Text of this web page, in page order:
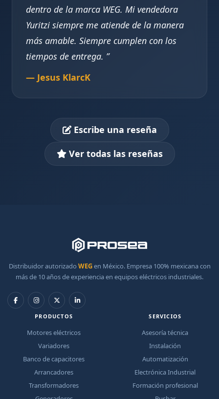
dentro de la marca WEG. Mi vendedora
Yuritzi siempre me atiende de la manera
más amable. Siempre cumplen con los
tiempos de entrega.
— Jesus KlarcK
Escribe una reseña
Ver todas las reseñas
Distribuidor autorizado WEGen México. Empresa 100% mexicana con
más de 10 años de experiencia en equipos eléctricos industriales.
PRODUCTOS
Motores eléctricos
Variadores
Banco de capacitores
Arrancadores
Transformadores
SERVICIOS
Asesoría técnica
Instalación
Automatización
Electrónica Industrial
Formación profesional